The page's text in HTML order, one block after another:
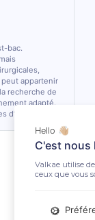
bac.
appartenir
recherche de
adapté.
Hello 👋🏼
C'est nous
Valkae utilise
ceux que vous